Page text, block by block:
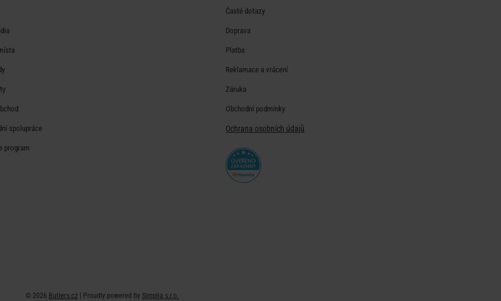
spolupráce
program
Časté dotazy
Doprava
Platba
Reklamace a vrácení
Záruka
Obchodní podmínky
Ochrana osobních údajů
© 2026 Butlers.cz | Proudly powered by Simplia s.r.o.